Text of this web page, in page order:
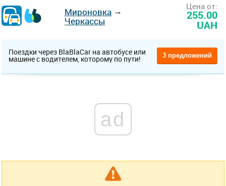
Мироновка →
Черкассы
Цена от:
255.00
UAH
Поездки через BlaBlaCar на автобусе или
машине с водителем, которому по пути! 3 предложений
ad